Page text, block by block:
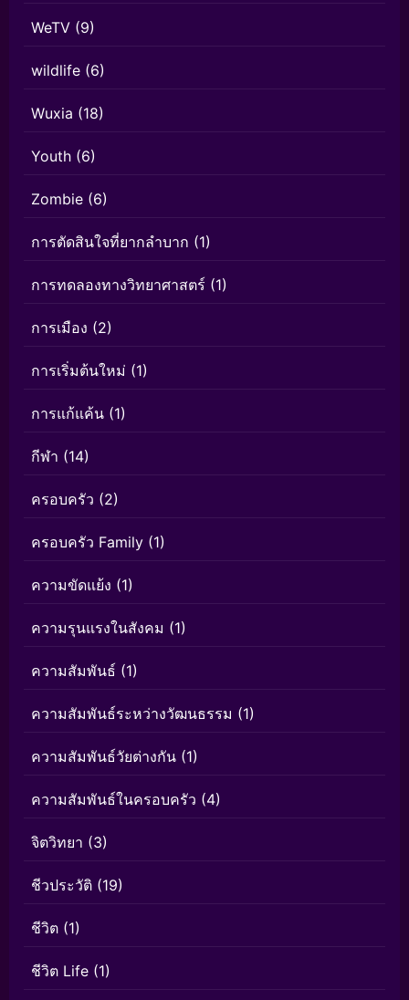
WeTV (9)
wildlife (6)
Wuxia (18)
Youth (6)
Zombie (6)
การตัดสินใจที่ยากลำบาก (1)
การทดลองทางวิทยาศาสตร์ (1)
การเมือง (2)
การเริ่มต้นใหม่ (1)
การแก้แค้น (1)
กีฬา (14)
ครอบครัว (2)
ครอบครัว Family (1)
ความขัดแย้ง (1)
ความรุนแรงในสังคม (1)
ความสัมพันธ์ (1)
ความสัมพันธ์ระหว่างวัฒนธรรม (1)
ความสัมพันธ์วัยต่างกัน (1)
ความสัมพันธ์ในครอบครัว (4)
จิตวิทยา (3)
ชีวประวัติ (19)
ชีวิต (1)
ชีวิต Life (1)